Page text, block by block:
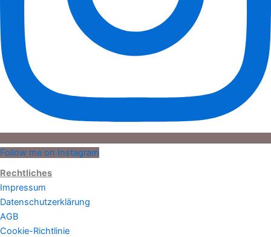
Follow me on Instagram
Rechtliches
Impressum
Datenschutzerklärung
AGB
Cookie-Richtlinie